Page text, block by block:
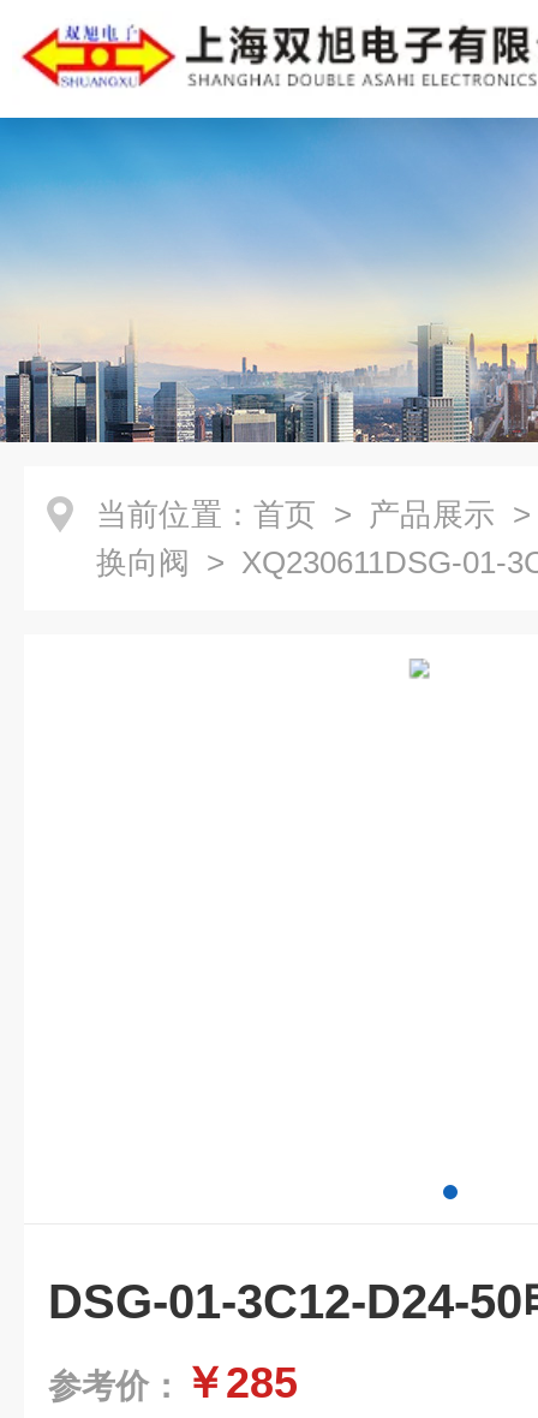
当前位置： 首页 > 产品展示
换向阀 > XQ230611DSG-01-
DSG-01-3C12-D24-
参考价： ￥285